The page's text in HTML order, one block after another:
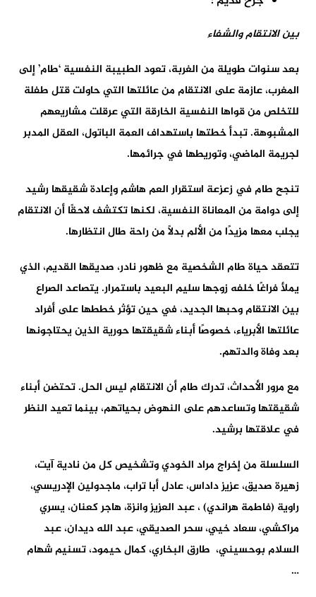
بين الانتقام والشفاء
بعد سنوات طويلة من الغربة، تعود الطبيبة النفسية ‘طام’ إلى
المغرب، عازمة على الانتقام من عائلتها التي حاولت قتل طفلة
للتخلص من قواها النفسية الخارقة التي عرقلت مشاريعهم
المشبوهة. تبدأ خطتها باستهداف العمة الباتول، العقل المدبر
لجريمة الماضي، وتوريطها في جرائمها.
تنجح طام في زعزعة استقرار العم هاشم وإعادة شقيقها رشيد
إلى دوامة من المعاناة النفسية، لكنها تكتشف لاحقًا أن الانتقام
يجلب معها مزيدًا من الألم بدلًا من راحة طال انتظارها.
تتعقد حياة طام الشخصية مع ظهور نادر، صديقها القديم، الذي
يملأ فراغًا خلفه زوجها سليم البعيد باستمرار. يتصاعد الصراع
بين الانتقام وحبها الجديد، في حين تؤثر خططها على أفراد
عائلتها الأبرياء، خصوصًا أبناء شقيقتها حورية الذين يحتاجونها
بعد وفاة والدتهم.
مع مرور الأحداث، تدرك طام أن الانتقام ليس الحل. تحتضن أبناء
شقيقتها وتساعدهم على النهوض بحياتهم، بينما تعيد النظر
في علاقتها برشيد.
السلسلة من إخراج مراد الخودي وتشخيص كل من نادية آيت،
زهيرة صديق، عزيز داداس، عادل أبا تراب، ماجدولين الإدريسي،
راوية (فاطمة هراندي) ، عبد العزيز وانزة، هاجر كعنان، يسري
مراكشي، سعاد خيي، سحر الصديقي، عبد الله ديدان، عبد
السلام بوحسيني، طارق البخاري، كمال حيمود، تسنيم شهام
…